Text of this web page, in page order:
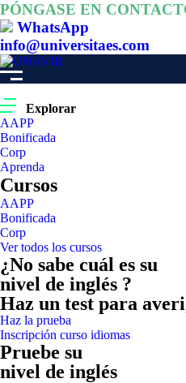
PÓNGASE EN
WhatsApp
info@universitaes.com
Explorar
AAPP
Bonificada
Corp
Aprenda
Cursos
AAPP
Bonificada
Corp
Ver todos los cursos
¿No sabe cuál es su
nivel de inglés ?
Haz un test para
Haz la prueba
Inscripción curso idiomas
Pruebe su
nivel de inglés